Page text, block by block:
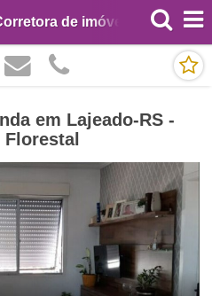
de imóveis
em Lajeado-RS -
Florestal